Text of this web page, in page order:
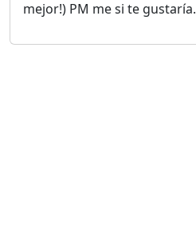
mejor!) PM me si te gustaría.